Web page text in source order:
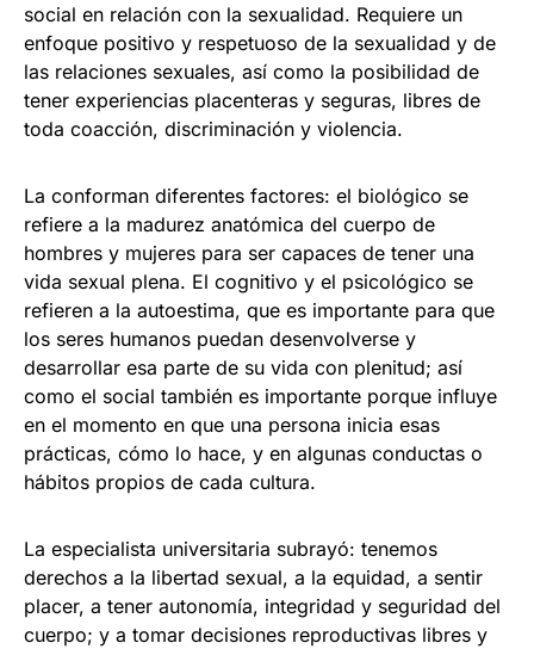
social en relación con la sexualidad. Requiere un
enfoque positivo y respetuoso de la sexualidad y de
las relaciones sexuales, así como la posibilidad de
tener experiencias placenteras y seguras, libres de
toda coacción, discriminación y violencia.
La conforman diferentes factores: el biológico se
refiere a la madurez anatómica del cuerpo de
hombres y mujeres para ser capaces de tener una
vida sexual plena. El cognitivo y el psicológico se
refieren a la autoestima, que es importante para que
los seres humanos puedan desenvolverse y
desarrollar esa parte de su vida con plenitud; así
como el social también es importante porque influye
en el momento en que una persona inicia esas
prácticas, cómo lo hace, y en algunas conductas o
hábitos propios de cada cultura.
La especialista universitaria subrayó: tenemos
derechos a la libertad sexual, a la equidad, a sentir
placer, a tener autonomía, integridad y seguridad del
cuerpo; y a tomar decisiones reproductivas libres y